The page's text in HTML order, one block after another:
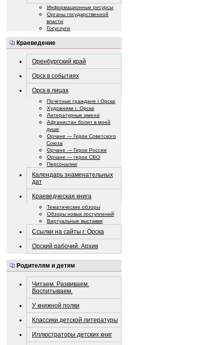
Информационные ресурсы
Органы государственной
власти
Госуслуги
Краеведение
Оренбургский край
Орск в событиях
Орск в лицах
Почетные граждане г.Орска
Художники г. Орска
Литературные имена
Афганистан болит в моей
душе
Орчане — Герои Советского
Союза
Орчане — Герои России
Орчане — герои СВО
Персоналии
Календарь знаменательных
дат
Краеведческая книга
Тематические обзоры
Обзоры новых поступлений
Виртуальные выставки
Ссылки на сайты г. Орска
Орский рабочий. Архив
Родителям и детям
Читаем. Развиваем.
Воспитываем.
У книжной полки
Классики детской литературы
Иллюстраторы детских книг